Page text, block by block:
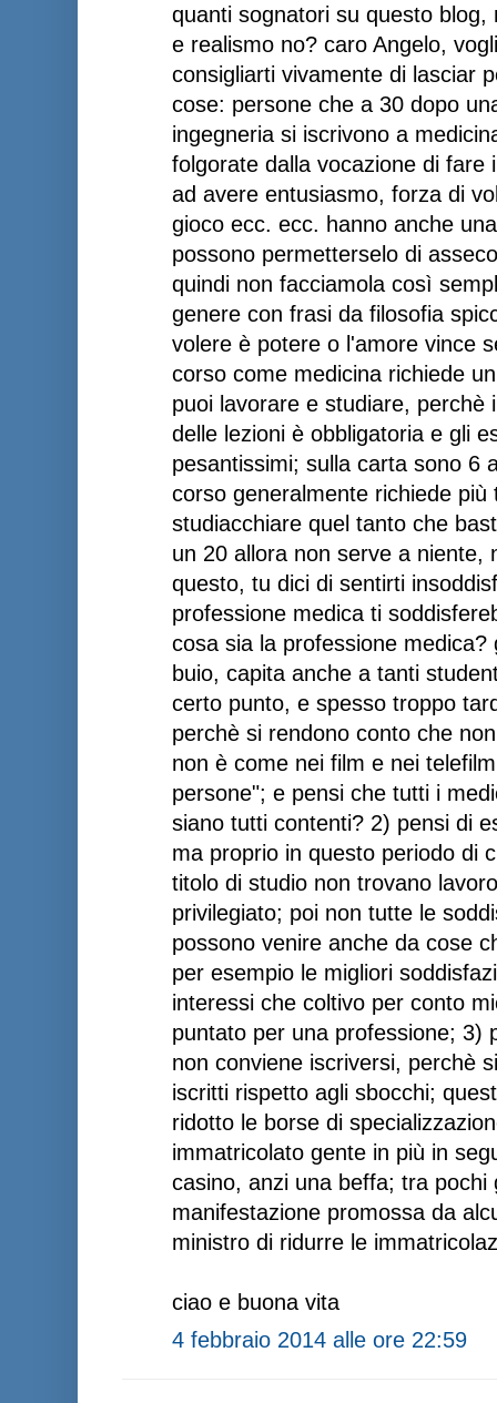
quanti sognatori su questo
e realismo no? caro Angelo,
consigliarti vivamente di lasciar
cose: persone che a 30 dopo
ingegneria si iscrivono a
folgorate dalla vocazione di fare
ad avere entusiasmo, forza di
gioco ecc. ecc. hanno anche
possono permetterselo di
quindi non facciamola così
genere con frasi da filosofia
volere è potere o l'amore vince
corso come medicina richiede
puoi lavorare e studiare, perchè
delle lezioni è obbligatoria e gli
pesantissimi; sulla carta sono 6
corso generalmente richiede
studiacchiare quel tanto che
un 20 allora non serve a niente,
questo, tu dici di sentirti
professione medica ti
cosa sia la professione
buio, capita anche a tanti
certo punto, e spesso troppo
perchè si rendono conto che
non è come nei film e nei
persone"; e pensi che tutti i
siano tutti contenti? 2) pensi di
ma proprio in questo periodo di
titolo di studio non trovano
privilegiato; poi non tutte le
possono venire anche da cose
per esempio le migliori
interessi che coltivo per conto
puntato per una professione; 3)
non conviene iscriversi, perchè
iscritti rispetto agli sbocchi;
ridotto le borse di
immatricolato gente in più in
casino, anzi una beffa; tra pochi
manifestazione promossa da
ministro di ridurre le
ciao e buona vita
4 febbraio 2014 alle ore 22:59